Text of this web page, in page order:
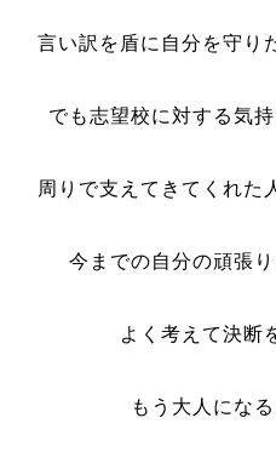
言い訳を盾に自分を守り
でも志望校に対する気
周りで支えてきてくれた
今までの自分の頑張
よく考えて決断
もう大人にな